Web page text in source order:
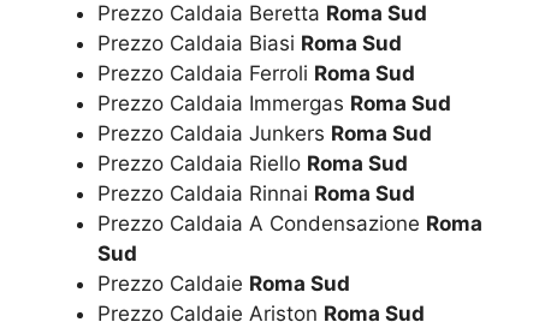
Prezzo Caldaia Beretta Roma Sud
Prezzo Caldaia Biasi Roma Sud
Prezzo Caldaia Ferroli Roma Sud
Prezzo Caldaia Immergas Roma Sud
Prezzo Caldaia Junkers Roma Sud
Prezzo Caldaia Riello Roma Sud
Prezzo Caldaia Rinnai Roma Sud
Prezzo Caldaia A Condensazione Roma
Sud
Prezzo Caldaie Roma Sud
Prezzo Caldaie Ariston Roma Sud